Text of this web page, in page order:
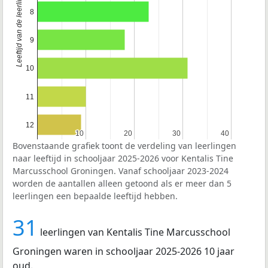
10
10 20
20 30
30 40
40
8
9
10
11
12
Leeftijd van de leerlingen
Bovenstaande grafiek toont de verdeling van leerlingen
naar leeftijd in schooljaar 2025-2026 voor Kentalis Tine
Marcusschool Groningen. Vanaf schooljaar 2023-2024
worden de aantallen alleen getoond als er meer dan 5
leerlingen een bepaalde leeftijd hebben.
31 leerlingen van Kentalis Tine Marcusschool
Groningen waren in schooljaar 2025-2026 10 jaar